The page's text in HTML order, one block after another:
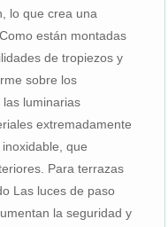
lo que crea una
están montadas
de tropiezos y
sobre los
luminarias
extremadamente
que
Para terrazas
Las luces de paso
la seguridad y